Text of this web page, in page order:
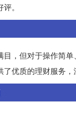
。
，但对于操作简
优质的理财服务，